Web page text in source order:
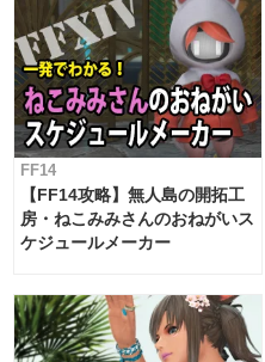
FF14
【FF14攻略】無人島の開拓工
房・ねこみみさんのおねがいス
ケジュールメーカー